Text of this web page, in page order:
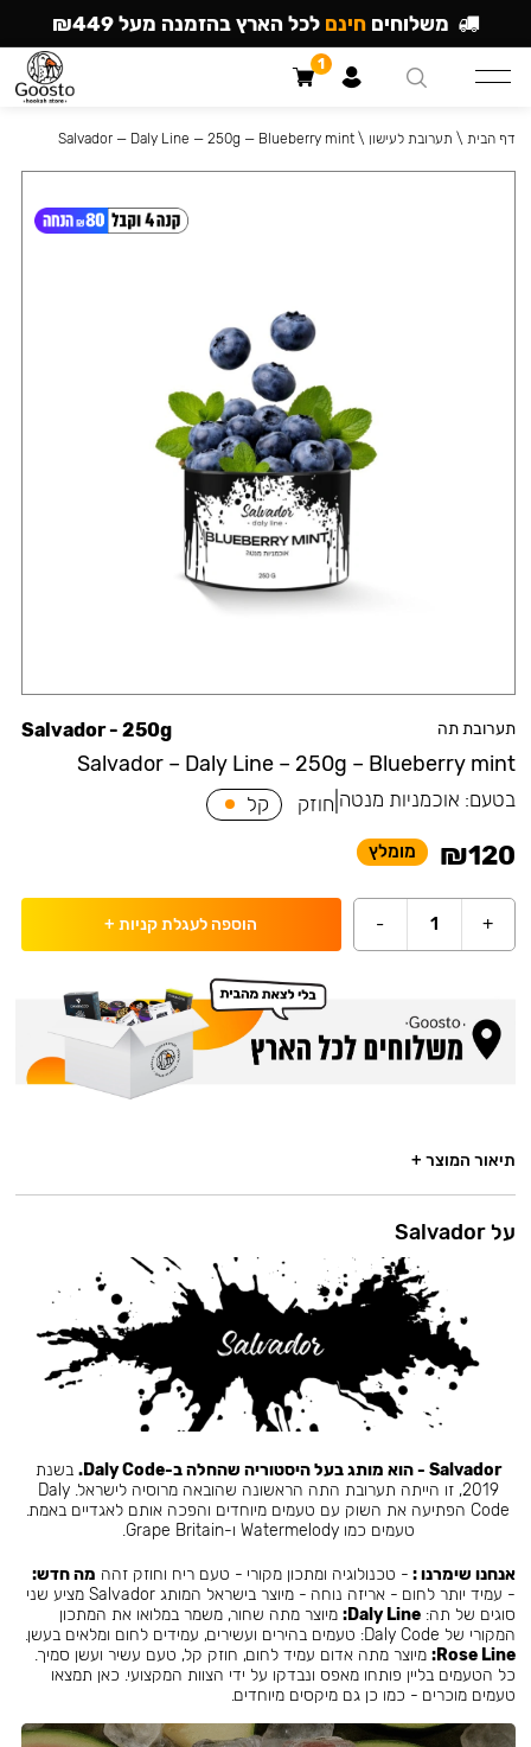
תערובת תה
Salvador – Daly Line – 250g – Blueberry mint
Salvador - 250g
בטעם: אוכמניות מנטה חוזק קל
₪120 מומלץ
+
1
- הוספה לעגלת קניות +
דף הבית \ תערובת לעישון \
Salvador — Daly Line — 250g — Blueberry mint
תיאור המוצר +
על Salvador
Salvador - הוא מותג בעל היסטוריה שהחלה ב-Daly Code.
בשנת
2019, זו הייתה תערובת התה הראשונה שהובאה מרוסיה לישראל. Daly
Code הפתיעה את השוק עם טעמים מיוחדים והפכה אותם לאגדיים באמת.
טעמים כמו Watermelody ו-Grape Britain.
אנחנו שימרנו : - טכנולוגיה ומתכון מקורי - טעם ריח וחוזק זהה מה חדש:
- עמיד יותר לחום - אריזה נוחה - מיוצר בישראל המותג Salvador מציע שני
סוגים של תה:Daly Line: מיוצר מתה שחור, משמר במלואו את המתכון
המקורי של Daly Code: טעמים בהירים ועשירים, עמידים לחום ומלאים בעשן.
Rose Line: מיוצר מתה אדום עמיד לחום, חוזק קל, טעם עשיר ועשן סמיך.
כל הטעמים בליין פותחו מאפס ונבדקו על ידי הצוות המקצועי. כאן תמצאו
טעמים מוכרים - כמו כן גם מיקסים מיוחדים.
משלוחים חינם לכל הארץ בהזמנה מעל ₪449
1